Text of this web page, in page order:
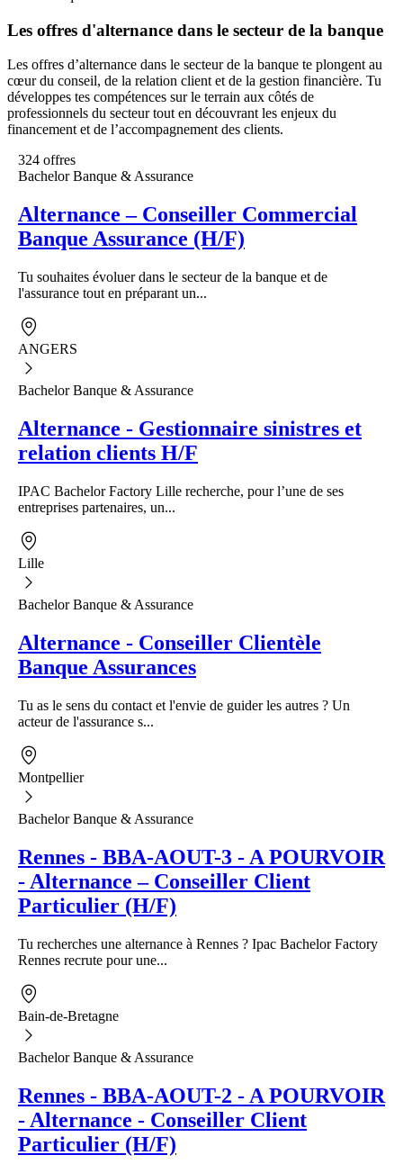
Les offres d'alternance dans le secteur de la banque
Les offres d’alternance dans le secteur de la banque te plongent au
cœur du conseil, de la relation client et de la gestion financière. Tu
développes tes compétences sur le terrain aux côtés de
professionnels du secteur tout en découvrant les enjeux du
financement et de l’accompagnement des clients.
324 offres
Bachelor Banque & Assurance
Alternance – Conseiller Commercial
Banque Assurance (H/F)
Tu souhaites évoluer dans le secteur de la banque et de
l'assurance tout en préparant un...
ANGERS
Bachelor Banque & Assurance
Alternance - Gestionnaire sinistres et
relation clients H/F
IPAC Bachelor Factory Lille recherche, pour l’une de ses
entreprises partenaires, un...
Lille
Bachelor Banque & Assurance
Alternance - Conseiller Clientèle
Banque Assurances
Tu as le sens du contact et l'envie de guider les autres ? Un
acteur de l'assurance s...
Montpellier
Bachelor Banque & Assurance
Rennes - BBA-AOUT-3 - A POURVOIR
- Alternance – Conseiller Client
Particulier (H/F)
Tu recherches une alternance à Rennes ? Ipac Bachelor Factory
Rennes recrute pour une...
Bain-de-Bretagne
Bachelor Banque & Assurance
Rennes - BBA-AOUT-2 - A POURVOIR
- Alternance - Conseiller Client
Particulier (H/F)